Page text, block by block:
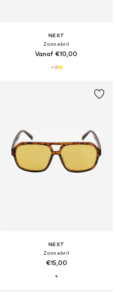
NEXT
Zonnebril
Vanaf €10,00
NEXT
Zonnebril
€15,00